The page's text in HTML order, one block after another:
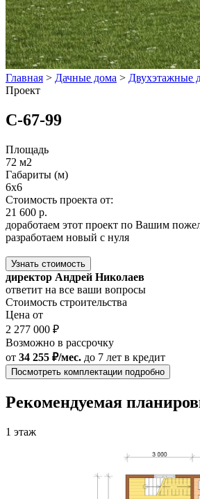
Главная > Дачные дома > Двухэтажные
Проект
С-67-99
Площадь
72 м2
Габариты (м)
6x6
Стоимость проекта от:
21 600 р.
доработаем этот проект по Вашим
разработаем новый с нуля
Узнать стоимость
директор Андрей Николаев
ответит на все ваши вопросы
Стоимость строительства
Цена от
2 277 000 ₽
Возможно в рассрочку
от 34 255 ₽/мес. до 7 лет в кредит
Посмотреть комплектации подробно
Рекомендуемая
1 этаж